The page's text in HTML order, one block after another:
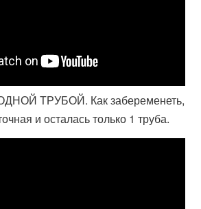
ТРУБОЙ. Как забеременеть,
и осталась только 1 труба.